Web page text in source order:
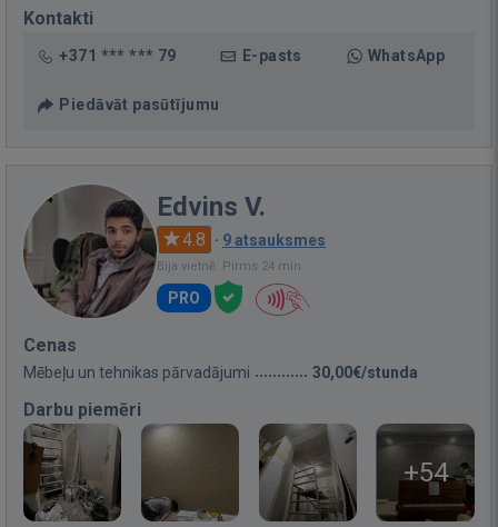
Kontakti
+371 *** *** 79 E-pasts WhatsApp
Piedāvāt pasūtījumu
Edvins V.
4.8 · 9 atsauksmes
Bija vietnē: Pirms 24 min.
PRO
Cenas
Mēbeļu un tehnikas pārvadājumi 30,00€/stunda
Darbu piemēri
+54